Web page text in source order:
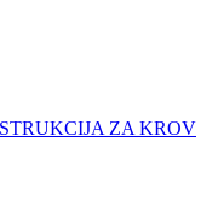
ZA KROV